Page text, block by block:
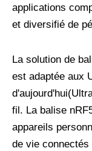
applications
et diversifié de
La solution de
est adaptée aux
fil. La balise
appareils
de vie